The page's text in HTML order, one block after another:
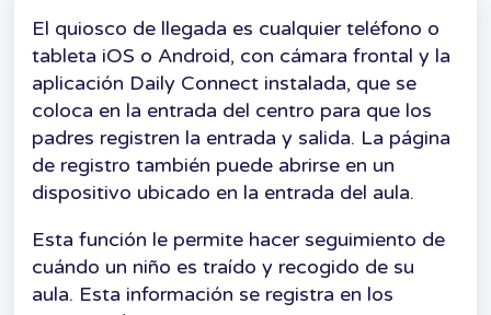
El quiosco de llegada es cualquier teléfono o
tableta iOS o Android, con cámara frontal y la
aplicación Daily Connect instalada, que se
coloca en la entrada del centro para que los
padres registren la entrada y salida. La página
de registro también puede abrirse en un
dispositivo ubicado en la entrada del aula.
Esta función le permite hacer seguimiento de
cuándo un niño es traído y recogido de su
aula. Esta información se registra en los